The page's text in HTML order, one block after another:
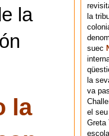
la
la
la
suec
la
va
el
Greta